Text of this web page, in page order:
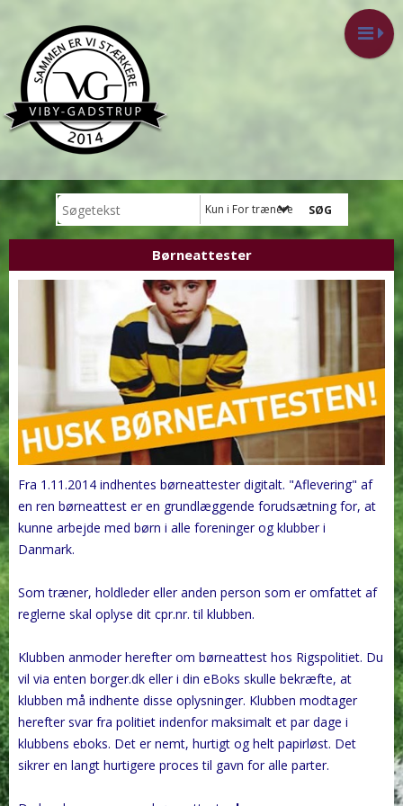
Kun i For trænere
Børneattester
Fra 1.11.2014 indhentes børneattester digitalt. "Aflevering" af
en ren børneattest er en grundlæggende forudsætning for, at
kunne arbejde med børn i alle foreninger og klubber i
Danmark.
Som træner, holdleder eller anden person som er omfattet af
reglerne skal oplyse dit cpr.nr. til klubben.
Klubben anmoder herefter om børneattest hos Rigspolitiet. Du
vil via enten borger.dk eller i din eBoks skulle bekræfte, at
klubben må indhente disse oplysninger. Klubben modtager
herefter svar fra politiet indenfor maksimalt et par dage i
klubbens eboks. Det er nemt, hurtigt og helt papirløst. Det
sikrer en langt hurtigere proces til gavn for alle parter.